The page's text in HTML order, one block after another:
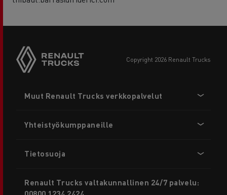
copyright 2026 Renault Trucks
menu
Muut Renault Trucks verkkopalvelut
Yhteistyökumppaneille
Tietosuoja
Renault Trucks valtakunnallinen 24/7 palvelu: